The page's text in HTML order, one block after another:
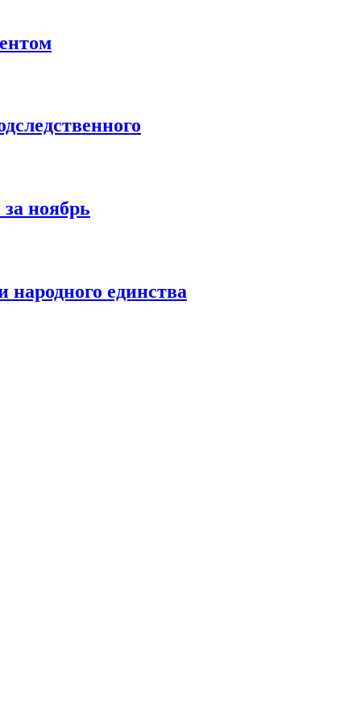
ноябрь
единства